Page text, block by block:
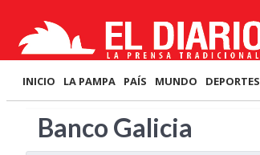
INICIO LA PAMPA PAÍS MUNDO DEPORTES
Banco Galicia